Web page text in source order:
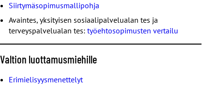
Siirtymäsopimusmallipohja
Avaintes, yksityisen sosiaalipalvelualan tes ja
terveyspalvelualan tes: työehtosopimusten vertailu
Valtion luottamusmiehille
Erimielisyysmenettelyt